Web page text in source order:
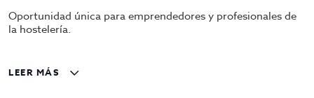
Oportunidad única para emprendedores y profesionales de
la hostelería.
Mixta, totalmente equipado y en pleno funcionamiento,
ubicado en una de las calles más transitadas de Santa Eulalia
LEER MÁS